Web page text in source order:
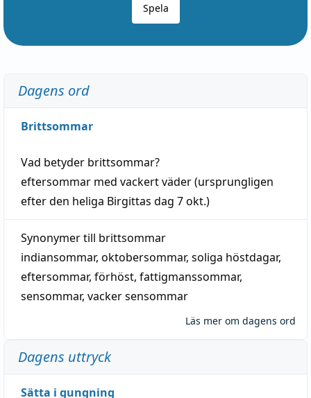
Spela
Dagens ord
Brittsommar
Vad betyder brittsommar?
eftersommar med vackertväder(ursprungligen
efter den heliga Birgittas dag 7 okt.)
Synonymer till brittsommar
indiansommar, oktobersommar, soliga höstdagar,
eftersommar, förhöst, fattigmanssommar,
sensommar, vacker sensommar
Läs mer om dagens ord
Dagens uttryck
Sätta i gungning